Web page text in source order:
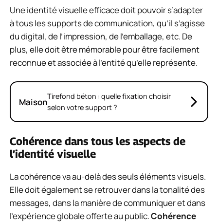
Une identité visuelle efficace doit pouvoir s’adapter
à tous les supports de communication, qu’il s’agisse
du digital, de l’impression, de l’emballage, etc. De
plus, elle doit être mémorable pour être facilement
reconnue et associée à l’entité qu’elle représente.
MaisonTirefond béton : quelle fixation choisir
selon votre support ?
Cohérence dans tous les aspects de
l’identité visuelle
La cohérence va au-delà des seuls éléments visuels.
Elle doit également se retrouver dans la tonalité des
messages, dans la manière de communiquer et dans
l’expérience globale offerte au public.Cohérence